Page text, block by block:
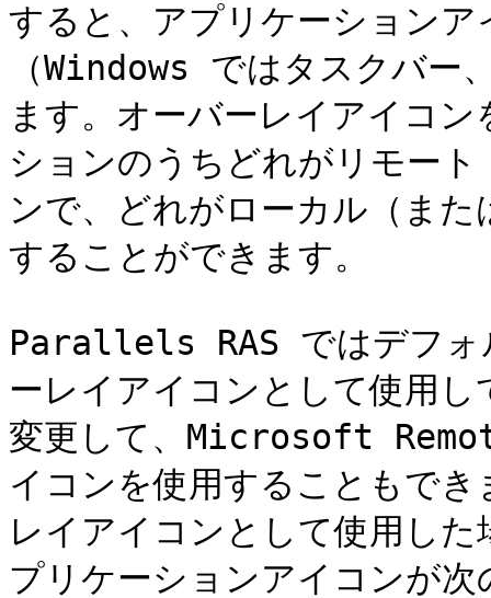
すると、アプリケーション
（Windows ではタスクバー
ます。オーバーレイアイコ
ションのうちどれがリモ
ンで、どれがローカル（ま
することができます。
Parallels RAS ではデフ
ーレイアイコンとして使用
変更して、Microsoft
イコンを使用することもで
レイアイコンとして使用し
プリケーションアイコンが